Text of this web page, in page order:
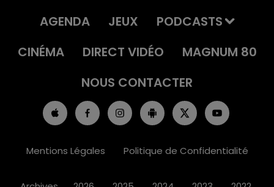
AGENDA
JEUX
PODCASTS
CINÉMA
DIRECT VIDÉO
MAGNUM 80
NOUS CONTACTER
Mentions Légales Politique de Confidentialité